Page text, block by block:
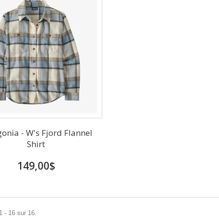
- W's Fjord Flannel
Shirt
149,00$
- 16 sur 16.